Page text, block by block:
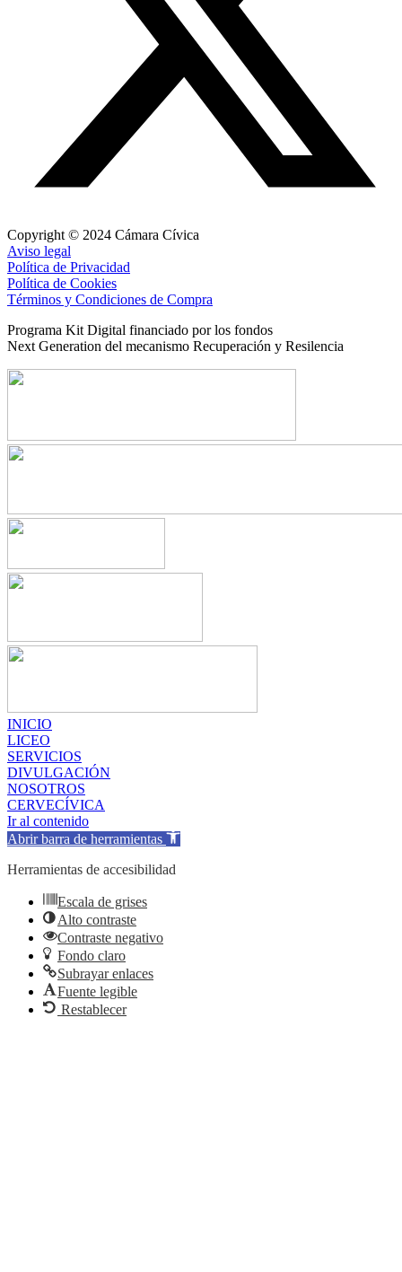
Copyright © 2024 Cámara Cívica
Aviso legal
Política de Privacidad
Política de Cookies
Términos y Condiciones de Compra
Programa Kit Digital financiado por los fondos
Next Generation del mecanismo Recuperación y Resilencia
INICIO
LICEO
SERVICIOS
DIVULGACIÓN
NOSOTROS
CERVECÍVICA
Ir al contenido
Abrir barra de herramientas
Herramientas de accesibilidad
Escala de grises
Alto contraste
Contraste negativo
Fondo claro
Subrayar enlaces
Fuente legible
Restablecer